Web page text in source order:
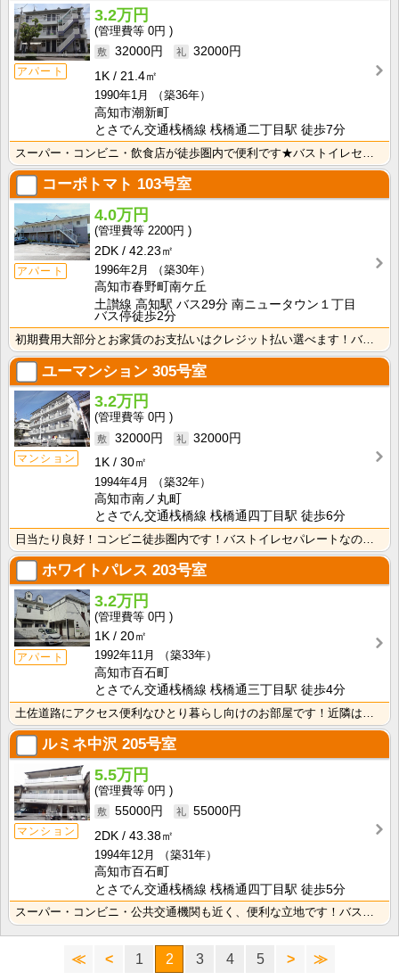
アパート
3.2万円
0円
32000円
32000円
1K
21.4㎡
1990年1月
（築36年）
高知市潮新町
とさでん交通桟橋線 桟橋通二丁目駅 徒歩7分
コーポトマト 103号室
アパート
4.0万円
2200円
2DK
42.23㎡
1996年2月
（築30年）
高知市春野町南ケ丘
土讃線 高知駅 バス29分 南ニュータウン１丁目
バス停徒歩2分
初期費用大部分とお家賃のお支払いはクレジット払い選べます！バス・トイレ別なので、ゆったり湯船に浸かれ･･･
ユーマンション 305号室
マンション
3.2万円
0円
32000円
32000円
1K
30㎡
1994年4月
（築32年）
高知市南ノ丸町
とさでん交通桟橋線 桟橋通四丁目駅 徒歩6分
ホワイトパレス 203号室
アパート
3.2万円
0円
1K
20㎡
1992年11月
（築33年）
高知市百石町
とさでん交通桟橋線 桟橋通三丁目駅 徒歩4分
土佐道路にアクセス便利なひとり暮らし向けのお部屋です！近隣はスーパーやコンビニの豊富な暮らしやすいエ･･･
ルミネ中沢 205号室
マンション
5.5万円
0円
55000円
55000円
2DK
43.38㎡
1994年12月
（築31年）
高知市百石町
とさでん交通桟橋線 桟橋通四丁目駅 徒歩5分
スーパー・コンビニ・公共交通機関も近く、便利な立地です！バス・トイレ別なので、ゆったり湯船に浸かれま･･･
≪ < 1 2 3 4 5 > ≫